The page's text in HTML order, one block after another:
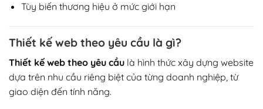
Tùy biến thương hiệu ở mức giới hạn
Thiết kế web theo yêu cầu là gì?
Thiết kế web theo yêu cầu là hình thức xây dựng website
dựa trên nhu cầu riêng biệt của từng doanh nghiệp, từ
giao diện đến tính năng.